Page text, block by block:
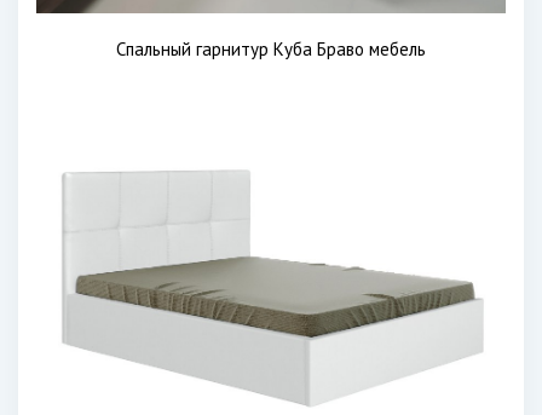
Спальный гарнитур Куба Браво мебель